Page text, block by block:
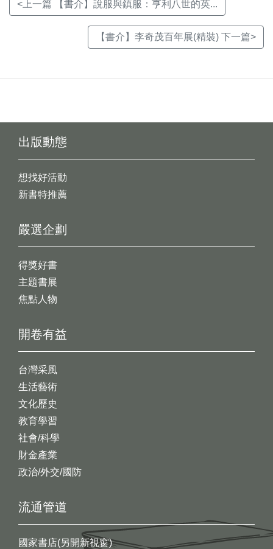
<上一篇 【書介】說服與鎮服：亨利八世的英...
【書介】李奇茂百年展(精裝) 下一篇>
出版動態
想找好活動
新書特推薦
開卷有益
台灣采風
生活藝術
文化歷史
教育學習
社會/科學
財金產業
政治/外交/國防
嚴選企劃
得獎好書
主題書展
焦點人物
流通管道
國家書店(另開新視窗)